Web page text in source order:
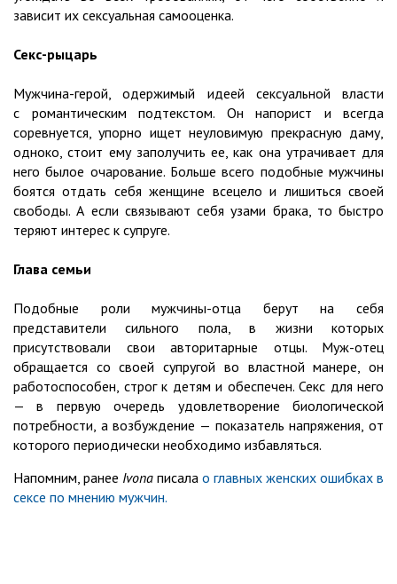
зависит их сексуальная самооценка.
Секс-рыцарь
Мужчина-герой, одержимый идеей сексуальной власти
с романтическим подтекстом. Он напорист и всегда
соревнуется, упорно ищет неуловимую прекрасную даму,
одноко, стоит ему заполучить ее, как она утрачивает для
него былое очарование. Больше всего подобные мужчины
боятся отдать себя женщине всецело и лишиться своей
свободы. А если связывают себя узами брака, то быстро
теряют интерес к супруге.
Глава семьи
Подобные роли мужчины-отца берут на себя
представители сильного пола, в жизни которых
присутствовали свои авторитарные отцы. Муж-отец
обращается со своей супругой во властной манере, он
работоспособен, строг к детям и обеспечен. Секс для него
— в первую очередь удовлетворение биологической
потребности, а возбуждение — показатель напряжения, от
которого периодически необходимо избавляться.
Напомним, ранее Ivona писала о главных женских ошибках в
сексе по мнению мужчин.